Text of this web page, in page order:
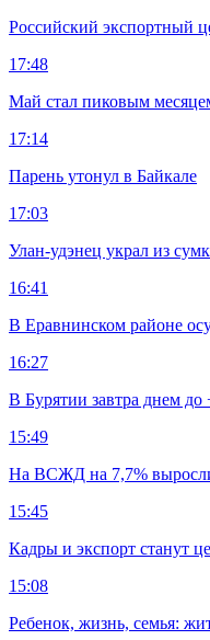
Российский экспортный
17:48
Май стал пиковым
17:14
Парень утонул в Байкале
17:03
Улан-удэнец украл из
16:41
В Еравнинском районе
16:27
В Бурятии завтра днем
15:49
На ВСЖД на 7,7%
15:45
Кадры и экспорт станут
15:08
Ребенок, жизнь, семья: